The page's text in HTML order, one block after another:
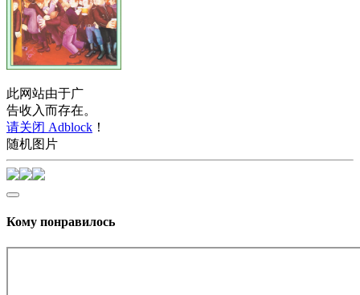
此网站由于广
告收入而存在。
请关闭 Adblock ！
随机图片
Кому понравилось